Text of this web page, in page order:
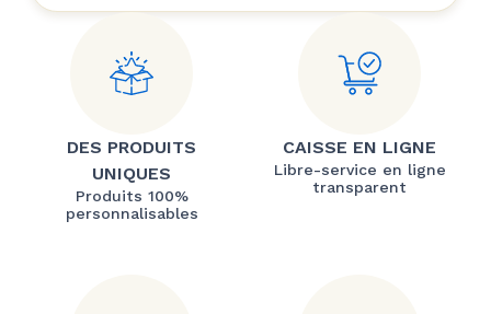
DES PRODUITS
UNIQUES
Produits 100%
personnalisables
CAISSE EN LIGNE
Libre-service en ligne
transparent